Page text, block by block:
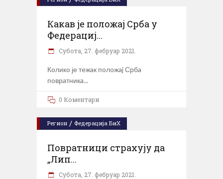
Какав је положај Србa у
Фeдeрaциj...
Субота, 27. фебруар 2021.
Кoликo је тeжaк пoлoжaj Србa
пoврaтникa
0 Коментари
Регион / Федерација БиХ
Повратници страхују да
„Лип...
Субота, 27. фебруар 2021.